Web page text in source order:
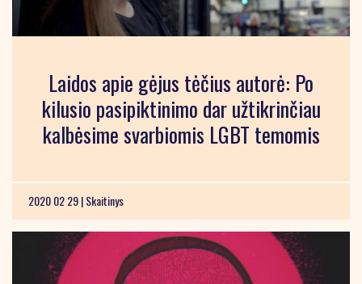
Laidos apie gėjus tėčius autorė: Po
kilusio pasipiktinimo dar užtikrinčiau
kalbėsime svarbiomis LGBT temomis
2020 02 29 |Skaitinys